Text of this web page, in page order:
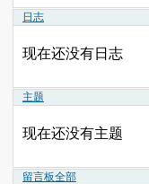
日志
现在还没有日志
主题
现在还没有主题
留言板全部